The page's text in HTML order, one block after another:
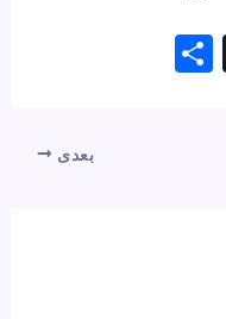
T
بعدی